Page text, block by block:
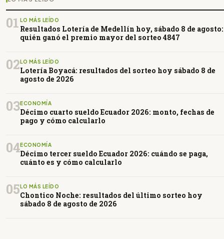
01 LO MÁS LEÍDO
Resultados Lotería de Medellín hoy, sábado 8 de agosto:
quién ganó el premio mayor del sorteo 4847
02LO MÁS LEÍDO
Lotería Boyacá: resultados del sorteo hoy sábado 8 de
agosto de 2026
03ECONOMÍA
Décimo cuarto sueldo Ecuador 2026: monto, fechas de
pago y cómo calcularlo
04ECONOMÍA
Décimo tercer sueldo Ecuador 2026: cuándo se paga,
cuánto es y cómo calcularlo
05LO MÁS LEÍDO
Chontico Noche: resultados del último sorteo hoy
sábado 8 de agosto de 2026